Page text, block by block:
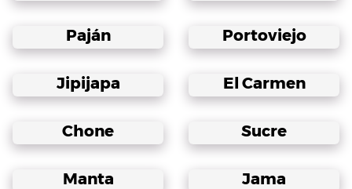
Paján Portoviejo
Jipijapa El Carmen
Chone Sucre
Manta Jama